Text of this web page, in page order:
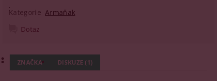
Kategorie Armaňak
Dotaz
ZNAČKA DISKUZE (1)